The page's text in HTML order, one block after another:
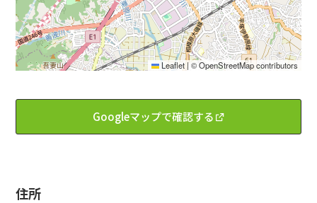
Leaflet |©OpenStreetMapcontributors
Googleマップで確認する
住所